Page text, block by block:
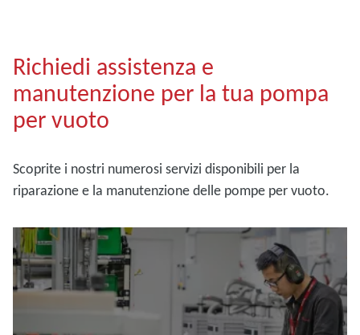
Richiedi assistenza e
manutenzione per la tua pompa
per vuoto
Scoprite i nostri numerosi servizi disponibili per la
riparazione e la manutenzione delle pompe per vuoto.